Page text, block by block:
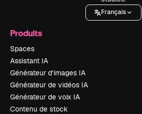
Français
Produits
Spaces
Assistant IA
Générateur d’images IA
Générateur de vidéos IA
Générateur de voix IA
Contenu de stock